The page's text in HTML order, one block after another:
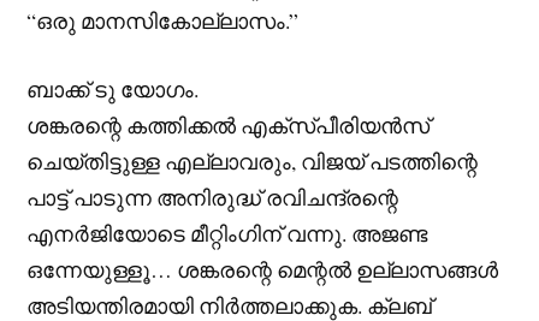
“ഒരു മാനസികോല്ലാസം.”
ബാക്ക് ടു യോഗം.
ശങ്കരന്റെ കത്തിക്കൽ എക്സ്പീരിയൻസ്
ചെയ്തിട്ടുള്ള എല്ലാവരും, വിജയ് പടത്തിന്റെ
പാട്ട് പാടുന്ന അനിരുദ്ധ് രവിചന്ദ്രന്റെ
എനർജിയോടെ മീറ്റിംഗിന് വന്നു. അജണ്ട
ഒന്നേയുള്ളൂ… ശങ്കരന്റെ മെന്റൽ ഉല്ലാസങ്ങൾ
അടിയന്തിരമായി നിർത്തലാക്കുക. ക്ലബ്